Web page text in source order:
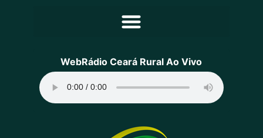
Principal
Programação
Equipe
WebRádio Ceará Rural Ao Vivo